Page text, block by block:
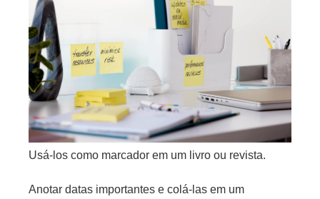
Usá-los como marcador em um livro ou revista.
Anotar datas importantes e colá-las em um